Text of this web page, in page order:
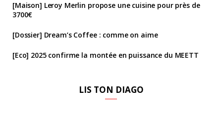
[Maison] Leroy Merlin propose une cuisine pour près de
3700€
[Dossier] Dream’s Coffee : comme on aime
[Eco] 2025 confirme la montée en puissance du MEETT
LIS TON DIAGO